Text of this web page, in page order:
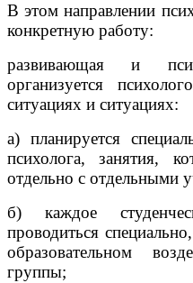
В этом направлении
конкретную работу:
развивающая и
организуется
ситуациях и ситуациях:
а) планируется
психолога, занятия,
отдельно с отдельными
б) каждое
проводиться
образовательном
группы;